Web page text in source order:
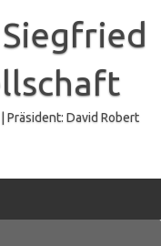
Präsident: David Robert